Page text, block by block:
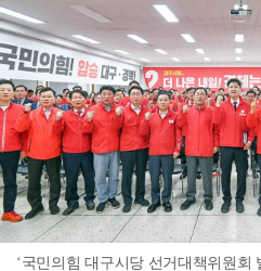
‘국민의힘 대구시당 선거대책위원회